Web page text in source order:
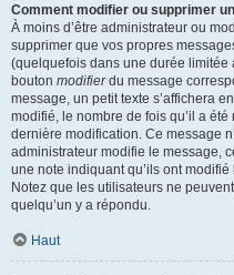
Comment modifier ou supprimer
À moins d’être administrateur ou
supprimer que vos propres
(quelquefois dans une durée
bouton modifierdu message
message, un petit texte s’affichera
modifié, le nombre de fois qu’il a
dernière modification. Ce message
administrateur modifie le message,
une note indiquant qu’ils ont
Notez que les utilisateurs ne
quelqu’un y a répondu.
Haut